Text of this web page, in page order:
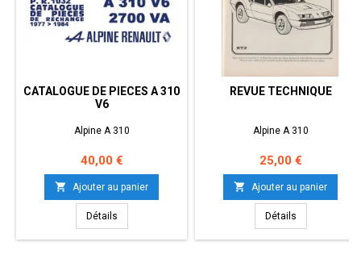
CATALOGUE DE PIECES A 310
V6
Alpine A 310
Prix
40,00 €
 Ajouter au panier
Détails
REVUE TECHNIQUE
Alpine A 310
Prix
25,00 €
 Ajouter au panier
Détails